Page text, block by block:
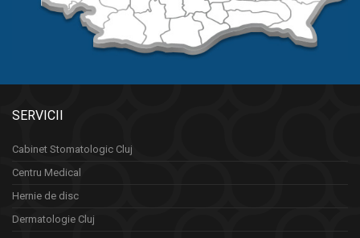
SERVICII
Cabinet Stomatologic Cluj
Centru Medical
Hernie de disc
Dermatologie Cluj